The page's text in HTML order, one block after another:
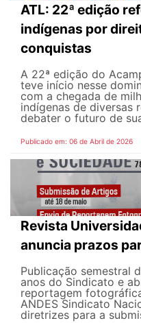
ATL: 22ª edição
indígenas por
conquistas
A 22ª edição do
teve início nesse
com a chegada de
indígenas de diversas
debater o futuro de
Publicado em: 06 de Abril de 2026
Revista
anuncia prazos
Publicação semestral
anos do Sindicato e
reportagem
ANDES Sindicato
diretrizes para a